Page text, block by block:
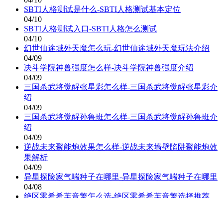
SBTI人格测试是什么-SBTI人格测试基本定位
04/10
SBTI人格测试入口-SBTI人格怎么测试
04/10
幻世仙途域外天魔怎么玩-幻世仙途域外天魔玩法介绍
04/09
决斗学院神兽强度怎么样-决斗学院神兽强度介绍
04/09
三国杀武将觉醒张星彩怎么样-三国杀武将觉醒张星彩介
绍
04/09
三国杀武将觉醒孙鲁班怎么样-三国杀武将觉醒孙鲁班介
绍
04/09
逆战未来聚能炮效果怎么样-逆战未来墙壁陷阱聚能炮效
果解析
04/09
异星探险家气喘种子在哪里-异星探险家气喘种子在哪里
04/08
绝区零希希芙音擎怎么选-绝区零希希芙音擎选择推荐